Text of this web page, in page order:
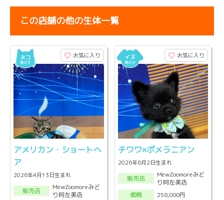
この店舗の他の生体一覧
お気に入り
アメリカン・ショートヘ
ア
2026年4月13日生まれ
販売店
MewZoomoreみど
り阿左美店
お気に入り
チワワ×ポメラニアン
2026年6月2日生まれ
販売店
MewZoomoreみど
り阿左美店
価格
258,000円